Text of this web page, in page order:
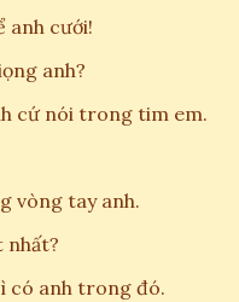
anh cưới!
anh?
cứ nói trong tim em.
vòng tay anh.
nhất?
có anh trong đó.